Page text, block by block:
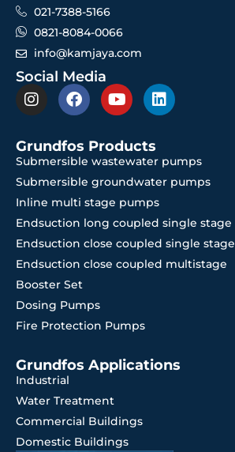
021-7388-5166
0821-8084-0066
info@kamjaya.com
Social Media
Grundfos Products
Submersible wastewater pumps
Submersible groundwater pumps
Inline multi stage pumps
Endsuction long coupled single stage
Endsuction close coupled single stage
Endsuction close coupled multistage
Booster Set
Dosing Pumps
Fire Protection Pumps
Grundfos Applications
Industrial
Water Treatment
Commercial Buildings
Domestic Buildings